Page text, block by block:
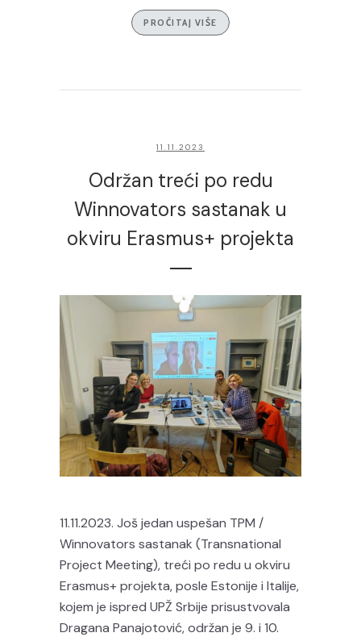
PROČITAJ VIŠE
11.11.2023
Održan treći po redu
Winnovators sastanak u
okviru Erasmus+ projekta
11.11.2023. Još jedan uspešan TPM /
Winnovators sastanak (Transnational
Project Meeting), treći po redu u okviru
Erasmus+ projekta, posle Estonije i Italije,
kojem je ispred UPŽ Srbije prisustvovala
Dragana Panajotović, održan je 9. i 10.